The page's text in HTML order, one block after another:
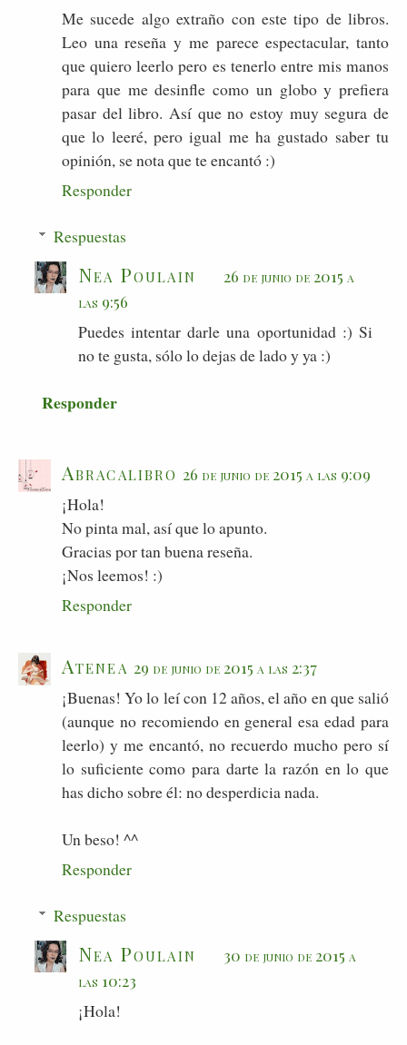
Me sucede algo extraño con este tipo de libros.
Leo una reseña y me parece espectacular, tanto
que quiero leerlo pero es tenerlo entre mis manos
para que me desinfle como un globo y prefiera
pasar del libro. Así que no estoy muy segura de
que lo leeré, pero igual me ha gustado saber tu
opinión, se nota que te encantó :)
Responder
Respuestas
Nea Poulain
26 de junio de 2015 a
las 9:56
Puedes intentar darle una oportunidad :) Si
no te gusta, sólo lo dejas de lado y ya :)
Responder
Abracalibro 26 de junio de 2015 a las 9:09
¡Hola!
No pinta mal, así que lo apunto.
Gracias por tan buena reseña.
¡Nos leemos! :)
Responder
Atenea 29 de junio de 2015 a las 2:37
¡Buenas! Yo lo leí con 12 años, el año en que salió
(aunque no recomiendo en general esa edad para
leerlo) y me encantó, no recuerdo mucho pero sí
lo suficiente como para darte la razón en lo que
has dicho sobre él: no desperdicia nada.
Un beso! ^^
Responder
Respuestas
Nea Poulain
30 de junio de 2015 a
las 10:23
¡Hola!